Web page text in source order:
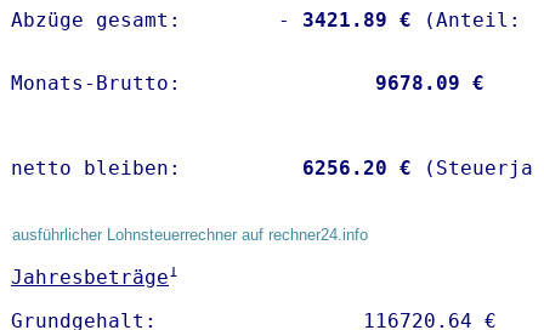
Abzüge gesamt:        -
3421.89 €
Monats-Brutto: 9678.09 €
netto bleiben: 6256.20 €
ausführlicher Lohnsteuerrechner auf rechner24.info
Jahresbeträge1
Grundgehalt:                 116720.64 €